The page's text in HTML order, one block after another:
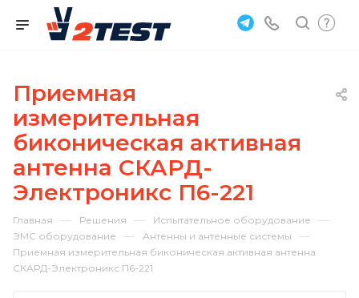
Приемная
измерительная
биконическая активная
антенна СКАРД-
Электроникс П6-221
Главная — Решения — Испытательное оборудование —
ЭМС оборудование — Антенны и антенные системы —
Приемная измерительная биконическая активная антенна
СКАРД-Электроникс П6-221